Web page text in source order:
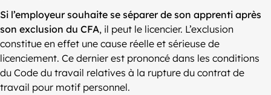
Si l’employeur souhaite se séparer de son apprenti après
son exclusion du CFA, il peut le licencier. L’exclusion
constitue en effet une cause réelle et sérieuse de
licenciement. Ce dernier est prononcé dans les conditions
du Code du travail relatives à la rupture du contrat de
travail pour motif personnel.